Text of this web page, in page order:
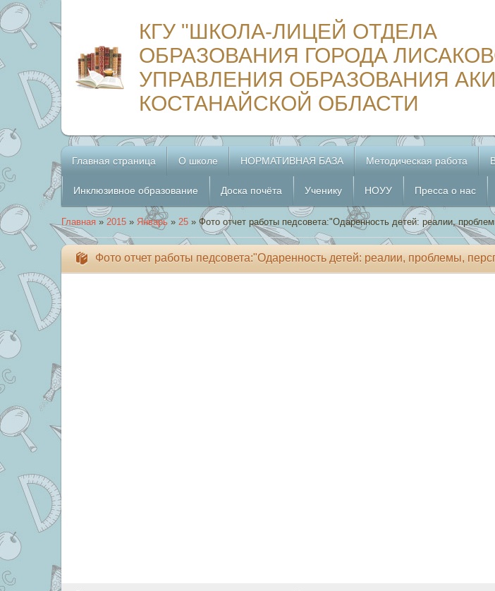
КГУ "ШКОЛА-ЛИЦЕЙ ОТДЕЛА
ОБРАЗОВАНИЯ ГОРОДА
УПРАВЛЕНИЯ ОБРАЗОВАНИЯ
КОСТАНАЙСКОЙ ОБЛАСТИ
Главная страница О школе НОРМАТИВНАЯ БАЗА Методическая работа
Инклюзивное образование Доска почёта Ученику НОУУ Пресса о нас
Главная » 2015 » Январь » 25 » Фото отчет работы педсовета:"Одаренность детей: реалии,
Фото отчет работы педсовета:"Одаренность детей: реалии, проблемы,